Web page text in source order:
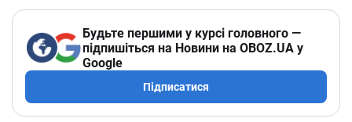
Будьте першими у курсі головного —
підпишіться на Новини на OBOZ.UA у
Google
Підписатися